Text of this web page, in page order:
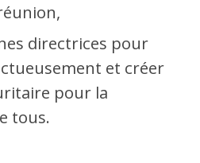
directrices pour
et créer
pour la
tous.